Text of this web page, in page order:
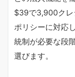
$39で3,900クレ
ポリシーに対応
統制が必要な段
選びます。